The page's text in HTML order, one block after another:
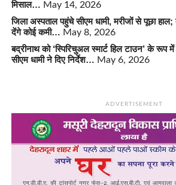
मिसाल… May 14, 2026
जिला अस्पताल पहुंचे सीएम धामी, मरीजों से पूछा
देंगे कोई कमी… May 8, 2026
बद्रीनाथ को ‘स्पिरिचुअल स्मार्ट हिल टाउन’ के रूप
सीएम धामी ने दिए निर्देश… May 6, 2026
ADVERTISEMENT